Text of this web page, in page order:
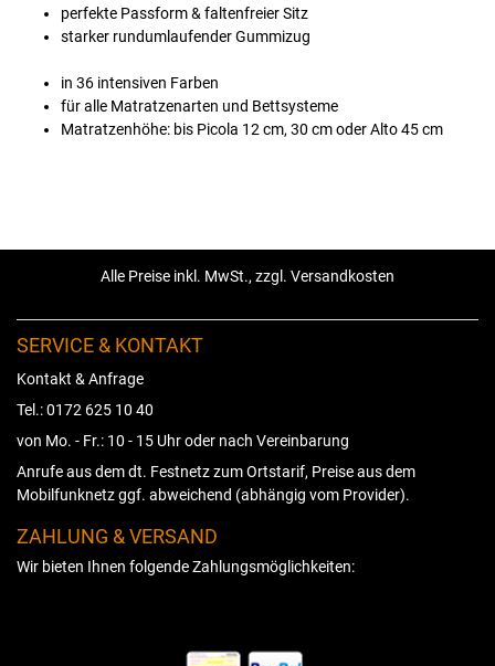
perfekte Passform & faltenfreier Sitz
starker rundumlaufender Gummizug
in 36 intensiven Farben
für alle Matratzenarten und Bettsysteme
Matratzenhöhe: bis Picola 12 cm, 30 cm oder Alto 45 cm
Alle Preise inkl. MwSt., zzgl. Versandkosten
SERVICE & KONTAKT
Kontakt & Anfrage
Tel.: 0172 625 10 40
von Mo. - Fr.: 10 - 15 Uhr oder nach Vereinbarung
Anrufe aus dem dt. Festnetz zum Ortstarif, Preise aus dem
Mobilfunknetz ggf. abweichend (abhängig vom Provider).
ZAHLUNG & VERSAND
Wir bieten Ihnen folgende Zahlungsmöglichkeiten: